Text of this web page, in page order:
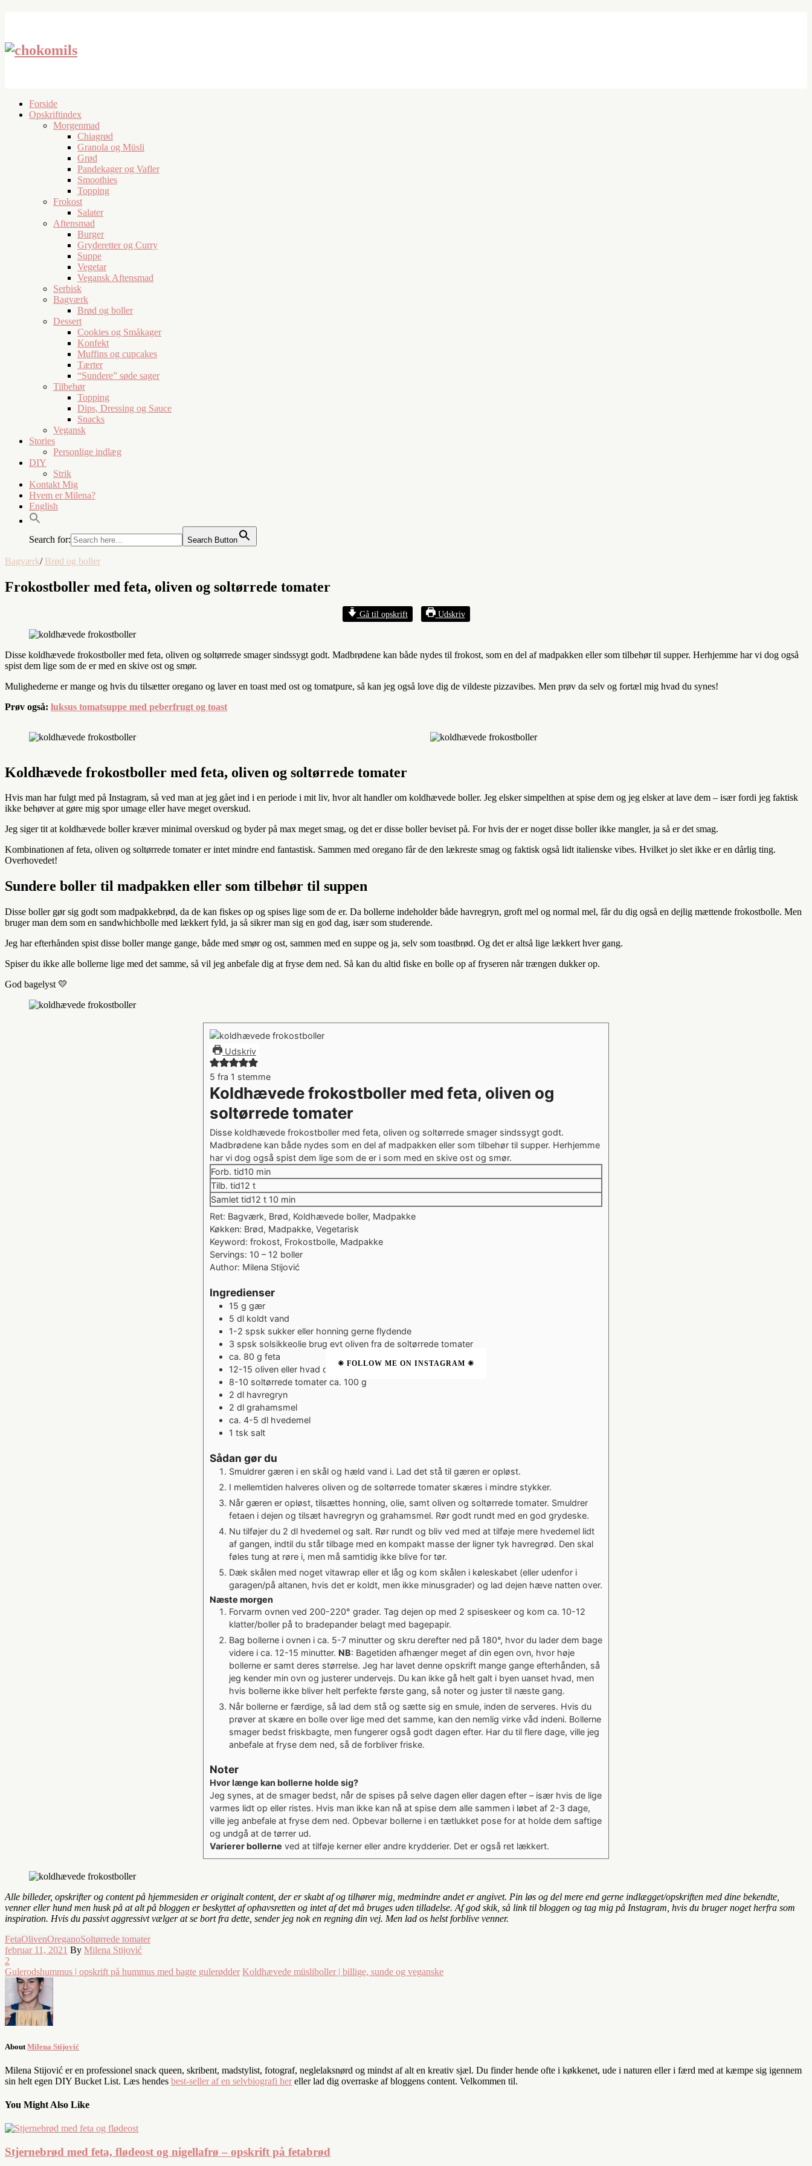
Forside
Opskriftindex
Morgenmad
Chiagrød
Granola og Müsli
Grød
Pandekager og Vafler
Smoothies
Topping
Frokost
Salater
Aftensmad
Burger
Gryderetter og Curry
Suppe
Vegetar
Vegansk Aftensmad
Serbisk
Bagværk
Brød og boller
Dessert
Cookies og Småkager
Konfekt
Muffins og cupcakes
Tærter
“Sundere” søde sager
Tilbehør
Topping
Dips, Dressing og Sauce
Snacks
Vegansk
Stories
Personlige indlæg
DIY
Strik
Kontakt Mig
Hvem er Milena?
English
Search for: Search Button
Bagværk/ Brød og boller
Frokostboller med feta, oliven og soltørrede tomater
Gå til opskrift Udskriv
Disse koldhævede frokostboller med feta, oliven og soltørrede smager sindssygt godt. Madbrødene kan både nydes til frokost, som en del af madpakken eller som tilbehør til supper. Herhjemme har vi dog også
spist dem lige som de er med en skive ost og smør.
Mulighederne er mange og hvis du tilsætter oregano og laver en toast med ost og tomatpure, så kan jeg også love dig de vildeste pizzavibes. Men prøv da selv og fortæl mig hvad du synes!
Prøv også: luksus tomatsuppe med peberfrugt og toast
Koldhævede frokostboller med feta, oliven og soltørrede tomater
Hvis man har fulgt med på Instagram, så ved man at jeg gået ind i en periode i mit liv, hvor alt handler om koldhævede boller. Jeg elsker simpelthen at spise dem og jeg elsker at lave dem – især fordi jeg faktisk
ikke behøver at gøre mig spor umage eller have meget overskud.
Jeg siger tit at koldhævede boller kræver minimal overskud og byder på max meget smag, og det er disse boller beviset på. For hvis der er noget disse boller ikke mangler, ja så er det smag.
Kombinationen af feta, oliven og soltørrede tomater er intet mindre end fantastisk. Sammen med oregano får de den lækreste smag og faktisk også lidt italienske vibes. Hvilket jo slet ikke er en dårlig ting.
Overhovedet!
Sundere boller til madpakken eller som tilbehør til suppen
Disse boller gør sig godt som madpakkebrød, da de kan fiskes op og spises lige som de er. Da bollerne indeholder både havregryn, groft mel og normal mel, får du dig også en dejlig mættende frokostbolle. Men
bruger man dem som en sandwhichbolle med lækkert fyld, ja så sikrer man sig en god dag, især som studerende.
Jeg har efterhånden spist disse boller mange gange, både med smør og ost, sammen med en suppe og ja, selv som toastbrød. Og det er altså lige lækkert hver gang.
Spiser du ikke alle bollerne lige med det samme, så vil jeg anbefale dig at fryse dem ned. Så kan du altid fiske en bolle op af fryseren når trængen dukker op.
God bagelyst 💛
Udskriv
5 fra 1 stemme
Koldhævede frokostboller med feta, oliven og
soltørrede tomater
Disse koldhævede frokostboller med feta, oliven og soltørrede smager sindssygt godt.
Madbrødene kan både nydes som en del af madpakken eller som tilbehør til supper. Herhjemme
har vi dog også spist dem lige som de er i som med en skive ost og smør.
Forb. tid10 minutter
min
Tilb. tid12 timer
t
Samlet tid12 timer
t 10 minutter
min
Ret: Bagværk, Brød, Koldhævede boller, Madpakke
Køkken: Brød, Madpakke, Vegetarisk
Keyword: frokost, Frokostbolle, Madpakke
Servings: 10 – 12 boller
Author: Milena Stijović
Ingredienser
15 g gær
5 dl koldt vand
1-2 spsk sukker eller honning gerne flydende
3 spsk solsikkeolie brug evt oliven fra de soltørrede tomater
ca. 80 g feta
12-15 oliven eller hvad du nu synes
8-10 soltørrede tomater ca. 100 g
2 dl havregryn
2 dl grahamsmel
ca. 4-5 dl hvedemel
1 tsk salt
Sådan gør du
Smuldrer gæren i en skål og hæld vand i. Lad det stå til gæren er opløst.
I mellemtiden halveres oliven og de soltørrede tomater skæres i mindre stykker.
Når gæren er opløst, tilsættes honning, olie, samt oliven og soltørrede tomater. Smuldrer
fetaen i dejen og tilsæt havregryn og grahamsmel. Rør godt rundt med en god grydeske.
Nu tilføjer du 2 dl hvedemel og salt. Rør rundt og bliv ved med at tilføje mere hvedemel lidt
af gangen, indtil du står tilbage med en kompakt masse der ligner tyk havregrød. Den skal
føles tung at røre i, men må samtidig ikke blive for tør.
Dæk skålen med noget vitawrap eller et låg og kom skålen i køleskabet (eller udenfor i
garagen/på altanen, hvis det er koldt, men ikke minusgrader) og lad dejen hæve natten over.
Næste morgen
Forvarm ovnen ved 200-220° grader. Tag dejen op med 2 spiseskeer og kom ca. 10-12
klatter/boller på to bradepander belagt med bagepapir.
Bag bollerne i ovnen i ca. 5-7 minutter og skru derefter ned på 180°, hvor du lader dem bage
videre i ca. 12-15 minutter. NB: Bagetiden afhænger meget af din egen ovn, hvor høje
bollerne er samt deres størrelse. Jeg har lavet denne opskrift mange gange efterhånden, så
jeg kender min ovn og justerer undervejs. Du kan ikke gå helt galt i byen uanset hvad, men
hvis bollerne ikke bliver helt perfekte første gang, så noter og juster til næste gang.
Når bollerne er færdige, så lad dem stå og sætte sig en smule, inden de serveres. Hvis du
prøver at skære en bolle over lige med det samme, kan den nemlig virke våd indeni. Bollerne
smager bedst friskbagte, men fungerer også godt dagen efter. Har du til flere dage, ville jeg
anbefale at fryse dem ned, så de forbliver friske.
Noter
Hvor længe kan bollerne holde sig?
Jeg synes, at de smager bedst, når de spises på selve dagen eller dagen efter – især hvis de lige
varmes lidt op eller ristes. Hvis man ikke kan nå at spise dem alle sammen i løbet af 2-3 dage,
ville jeg anbefale at fryse dem ned. Opbevar bollerne i en tætlukket pose for at holde dem saftige
og undgå at de tørrer ud.
Varierer bollerne ved at tilføje kerner eller andre krydderier. Det er også ret lækkert.
Alle billeder, opskrifter og content på hjemmesiden er originalt content, der er skabt af og tilhører mig, medmindre andet er angivet. Pin løs og del mere end gerne indlægget/opskriften med dine bekendte,
venner eller hund men husk på at alt på bloggen er beskyttet af ophavsretten og intet af det må bruges uden tilladelse. Af god skik, så link til bloggen og tag mig på Instagram, hvis du bruger noget herfra som
inspiration. Hvis du passivt aggressivt vælger at se bort fra dette, sender jeg nok en regning din vej. Men lad os helst forblive venner.
FetaOlivenOreganoSoltørrede tomater
februar 11, 2021 By Milena Stijović
2
Gulerodshummus | opskrift på hummus med bagte gulerødder Koldhævede müsliboller | billige, sunde og veganske
About Milena Stijović
Milena Stijović er en professionel snack queen, skribent, madstylist, fotograf, neglelaksnørd og mindst af alt en kreativ sjæl. Du finder hende ofte i køkkenet, ude i naturen eller i færd med at kæmpe sig igennem
sin helt egen DIY Bucket List. Læs hendes best-seller af en selvbiografi her eller lad dig overraske af bloggens content. Velkommen til.
You Might Also Like
Stjernebrød med feta, flødeost og nigellafrø – opskrift på fetabrød
❈ FOLLOW ME ON INSTAGRAM ❈